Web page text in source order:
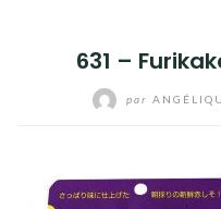
631 –
par